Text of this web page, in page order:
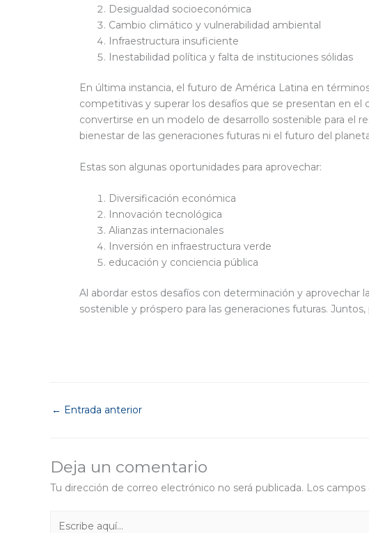
Desigualdad socioeconómica
Cambio climático y vulnerabilidad ambiental
Infraestructura insuficiente
Inestabilidad política y falta de instituciones sólidas
En última instancia, el futuro de América Latina en
competitivas y superar los desafíos que se presentan en
convertirse en un modelo de desarrollo sostenible para el
bienestar de las generaciones futuras ni el futuro del
Estas son algunas oportunidades para aprovechar:
Diversificación económica
Innovación tecnológica
Alianzas internacionales
Inversión en infraestructura verde
educación y conciencia pública
Al abordar estos desafíos con determinación y
sostenible y próspero para las generaciones futuras.
← Entrada anterior
Deja un comentario
Tu dirección de correo electrónico no será publicada. Los